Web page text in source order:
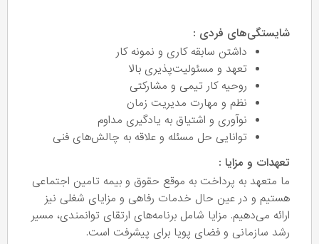
شایستگی‌های فردی :
داشتن سابقه کاری و نمونه کار
تعهد و مسئولیت‌پذیری بالا
روحیه‌ کار تیمی و مشارکتی
نظم و مهارت مدیریت زمان
نوآوری و اشتیاق به یادگیری مداوم
توانایی حل مسئله و علاقه به چالش‌های فنی
تعهدات و مزایا :
ما متعهد به پرداخت به موقع حقوق و بیمه تامین اجتماعی
هستیم و در عین حال خدمات رفاهی و مزایای شغلی نیز
ارائه می‌دهیم. مزایا شامل برنامه‌های ارتقای توانمندی، مسیر
رشد سازمانی و فضای پویا برای پیشرفت است.